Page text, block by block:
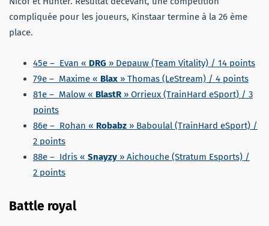
compliquée pour les joueurs, Kinstaar termine à la 26 ème
place.
45e – Evan « DRG » Depauw (Team Vitality) / 14 points
79e – Maxime « Blax » Thomas (LeStream) / 4 points
81e – Malow « BlastR » Orrieux (TrainHard eSport) / 3
points
86e – Rohan « Robabz » Baboulal (TrainHard eSport) /
2 points
88e – Idris « Snayzy » Aichouche (Stratum Esports) /
2 points
Battle royal